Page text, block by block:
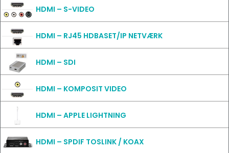
HDMI – S-VIDEO
HDMI – RJ45 HDBASET/IP NETVÆRK
HDMI – SDI
HDMI – KOMPOSIT VIDEO
HDMI – APPLE LIGHTNING
HDMI – SPDIF TOSLINK / KOAX